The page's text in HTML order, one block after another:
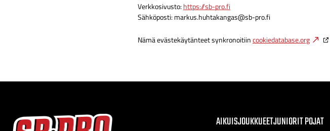
Verkkosivusto:https://sb-pro.fi
Sähköposti:markus.huhtakangas@sb-pro.fi
Nämä evästekäytänteet synkronoitiincookiedatabase.org
AIKUISJOUKKUEETJUNIORIT POJAT